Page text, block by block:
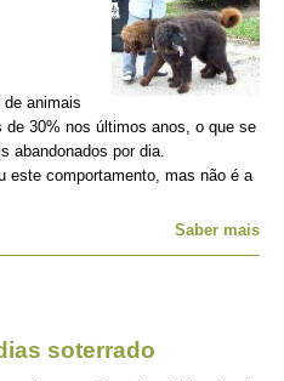
de animais
de 30% nos últimos anos, o que se
abandonados por dia.
este comportamento, mas não é a
Saber mais
soterrado